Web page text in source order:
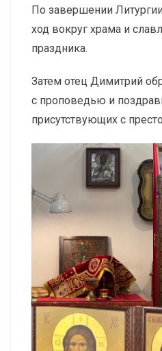
По завершении
ход вокруг храма и
праздника.
Затем отец Димитрий
с проповедью и
присутствующих с